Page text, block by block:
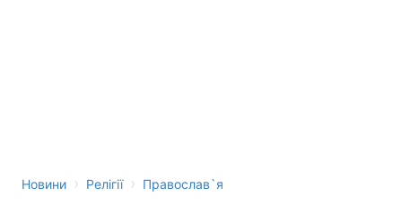
Новини › Релігії › Православ`я